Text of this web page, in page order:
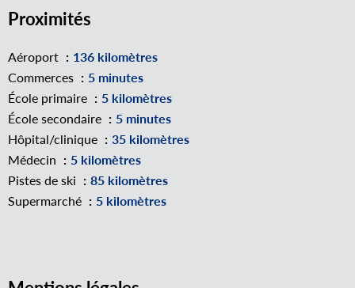
Proximités
Aéroport
136 kilomètres
Commerces
5 minutes
École primaire
5 kilomètres
École secondaire
5 minutes
Hôpital/clinique
35 kilomètres
Médecin
5 kilomètres
Pistes de ski
85 kilomètres
Supermarché
5 kilomètres